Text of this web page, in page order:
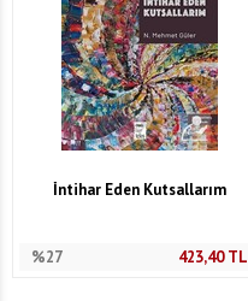
İntihar Eden Kutsallarım
%27 423,40TL